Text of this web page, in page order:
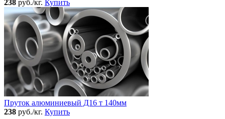
238 руб./кг. Купить
Пруток алюминиевый Д16 т 140мм
238 руб./кг. Купить